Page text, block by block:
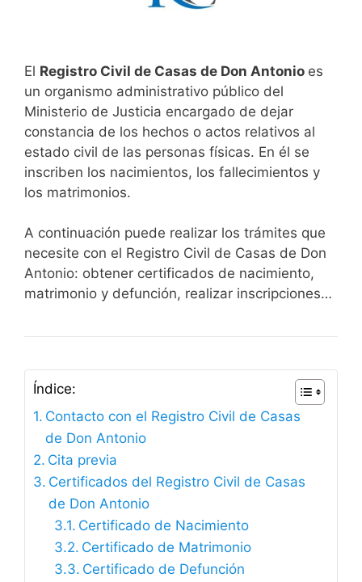
El Registro Civil de Casas de Don Antonio es
un organismo administrativo público del
Ministerio de Justicia encargado de dejar
constancia de los hechos o actos relativos al
estado civil de las personas físicas. En él se
inscriben los nacimientos, los fallecimientos y
los matrimonios.
A continuación puede realizar los trámites que
necesite con el Registro Civil de Casas de Don
Antonio: obtener certificados de nacimiento,
matrimonio y defunción, realizar inscripciones…
Índice:
Contacto con el Registro Civil de Casas
de Don Antonio
Cita previa
Certificados del Registro Civil de Casas
de Don Antonio
Certificado de Nacimiento
Certificado de Matrimonio
Certificado de Defunción